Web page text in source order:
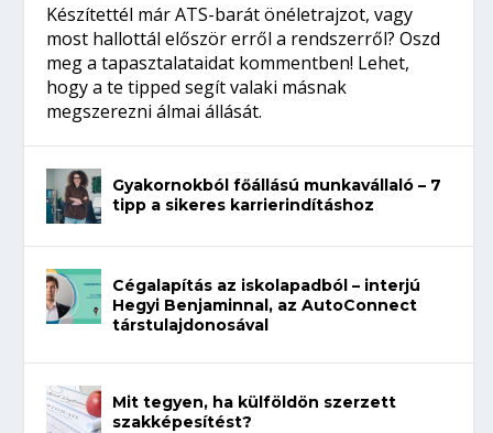
Készítettél már ATS-barát önéletrajzot, vagy
most hallottál először erről a rendszerről? Oszd
meg a tapasztalataidat kommentben! Lehet,
hogy a te tipped segít valaki másnak
megszerezni álmai állását.
Gyakornokból főállású munkavállaló – 7
tipp a sikeres karrierindításhoz
Cégalapítás az iskolapadból – interjú
Hegyi Benjaminnal, az AutoConnect
társtulajdonosával
Mit tegyen, ha külföldön szerzett
szakképesítést?